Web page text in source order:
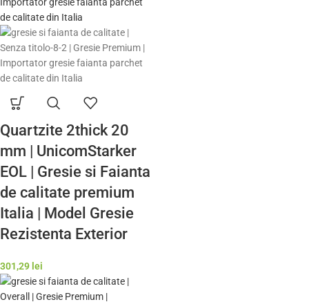
Quartzite 2thick 20
mm | UnicomStarker
EOL | Gresie si Faianta
de calitate premium
Italia | Model Gresie
Rezistenta Exterior
301,29 lei